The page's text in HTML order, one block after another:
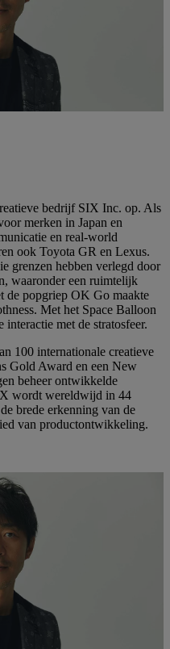
bedrijf SIX Inc. op. Als
merken in Japan en
en real-world
ook Toyota GR en Lexus.
grenzen hebben verlegd door
waaronder een ruimtelijk
de popgriep OK Go maakte
Met het Space Balloon
met de stratosfeer.
100 internationale creatieve
Gold Award en een New
beheer ontwikkelde
wordt wereldwijd in 44
brede erkenning van de
van productontwikkeling.